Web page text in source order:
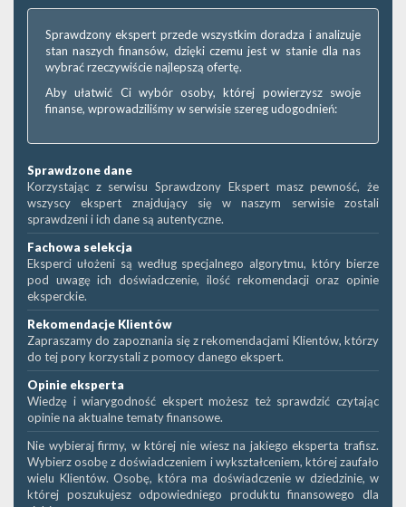
Sprawdzony ekspert przede wszystkim doradza i analizuje
stan naszych finansów, dzięki czemu jest w stanie dla nas
wybrać rzeczywiście najlepszą ofertę.
Aby ułatwić Ci wybór osoby, której powierzysz swoje
finanse, wprowadziliśmy w serwisie szereg udogodnień:
Sprawdzone dane
Korzystając z serwisu Sprawdzony Ekspert masz pewność, że
wszyscy ekspert znajdujący się w naszym serwisie zostali
sprawdzeni i ich dane są autentyczne.
Fachowa selekcja
Eksperci ułożeni są według specjalnego algorytmu, który bierze
pod uwagę ich doświadczenie, ilość rekomendacji oraz opinie
eksperckie.
Rekomendacje Klientów
Zapraszamy do zapoznania się z rekomendacjami Klientów, którzy
do tej pory korzystali z pomocy danego ekspert.
Opinie eksperta
Wiedzę i wiarygodność ekspert możesz też sprawdzić czytając
opinie na aktualne tematy finansowe.
Nie wybieraj firmy, w której nie wiesz na jakiego eksperta trafisz.
Wybierz osobę z doświadczeniem i wykształceniem, której zaufało
wielu Klientów. Osobę, która ma doświadczenie w dziedzinie, w
której poszukujesz odpowiedniego produktu finansowego dla